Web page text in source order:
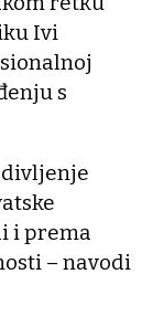
Ivi
s
divljenje
i prema
– navodi